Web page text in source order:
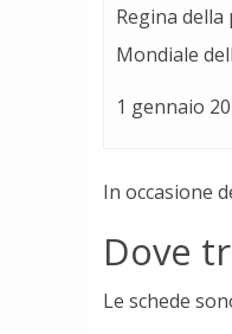
Regina della
Mondiale
1 gennaio
In occasione
Dove
Le schede